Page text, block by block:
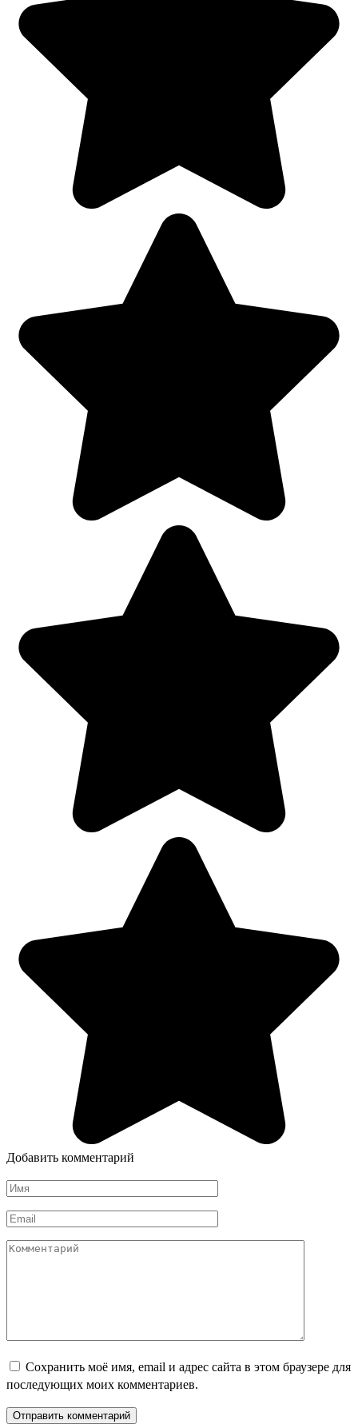
Добавить комментарий
Имя
Email
Комментарий
Сохранить моё имя, email и адрес сайта в этом браузере для
последующих моих комментариев.